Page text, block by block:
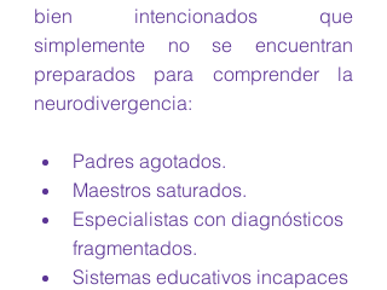
bien intencionados que
simplemente no se encuentran
preparados para comprender la
neurodivergencia:
Padres agotados.
Maestros saturados.
Especialistas con diagnósticos
fragmentados.
Sistemas educativos incapaces